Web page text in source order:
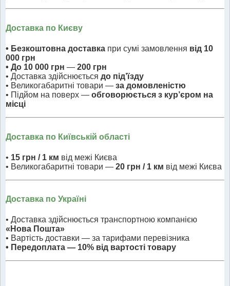
Доставка по Києву
• Безкоштовна доставка при сумі замовлення від 10
000 грн
• До 10 000 грн — 200 грн
• Доставка здійснюється до під’їзду
• Великогабаритні товари — за домовленістю
• Підйом на поверх — обговорюється з кур’єром на
місці
Доставка по Київській області
• 15 грн / 1 км від межі Києва
• Великогабаритні товари — 20 грн / 1 км від межі Києва
Доставка по Україні
• Доставка здійснюється транспортною компанією
«Нова Пошта»
• Вартість доставки — за тарифами перевізника
• Передоплата — 10% від вартості товару